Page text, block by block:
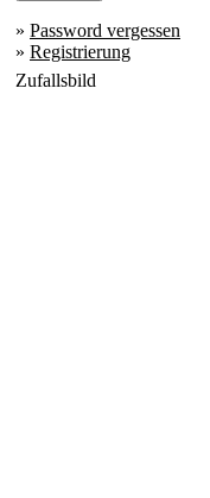
» Password vergessen
» Registrierung
Zufallsbild